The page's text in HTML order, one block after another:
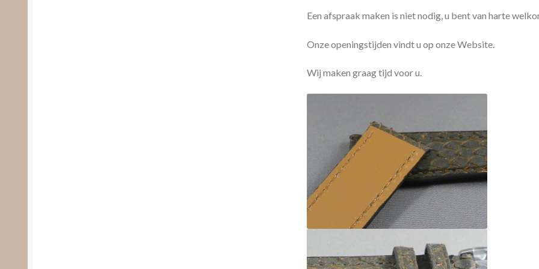
Een afspraak maken is niet nodig, u bent van harte
Onze openingstijden vindt u op onze Website.
Wij maken graag tijd voor u.